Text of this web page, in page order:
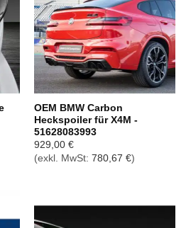
OEM BMW Carbon
Heckspoiler für X4M -
51628083993
929,00 €
(exkl. MwSt: 780,67 €)